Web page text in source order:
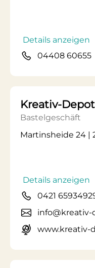
Details anzeigen
04408 60655
Kreativ-
Bastelgeschäft
Martinsheide 24 |
Details anzeigen
0421
info@kreativ-
www.kreativ-